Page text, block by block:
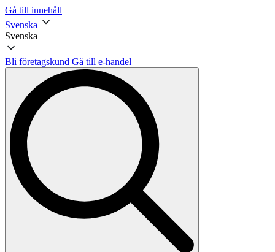
Gå till innehåll
Svenska
Svenska
Bli företagskund Gå till e-handel